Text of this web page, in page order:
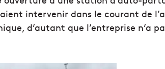
intervenir dans le courant de
d’autant que l’entreprise n’a